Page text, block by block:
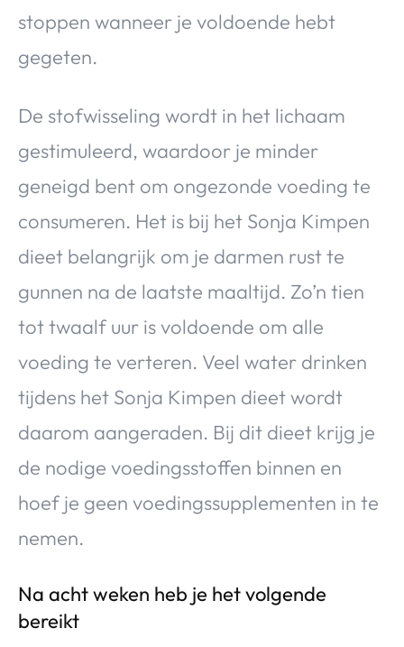
stoppen wanneer je voldoende hebt
gegeten.
De stofwisseling wordt in het lichaam
gestimuleerd, waardoor je minder
geneigd bent om ongezonde voeding te
consumeren. Het is bij het Sonja Kimpen
dieet belangrijk om je darmen rust te
gunnen na de laatste maaltijd. Zo’n tien
tot twaalf uur is voldoende om alle
voeding te verteren. Veel water drinken
tijdens het Sonja Kimpen dieet wordt
daarom aangeraden. Bij dit dieet krijg je
de nodige voedingsstoffen binnen en
hoef je geen voedingssupplementen in te
nemen.
Na acht weken heb je het volgende
bereikt